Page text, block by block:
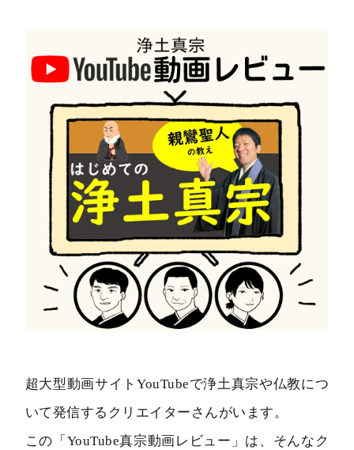
超大型動画サイトYouTubeで浄土真宗や仏教につ
いて発信するクリエイターさんがいます。
この「YouTube真宗動画レビュー」は、そんなク